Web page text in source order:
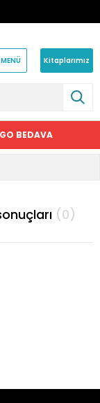
MENÜ Kitaplarımız
BEDAVA
(0)